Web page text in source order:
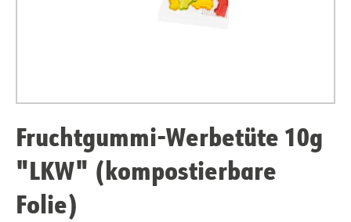
Fruchtgummi-Werbetüte 10g
"LKW" (kompostierbare
Folie)